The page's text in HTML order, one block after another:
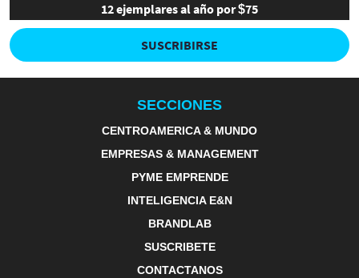
12 ejemplares al año por $75
SUSCRIBIRSE
SECCIONES
CENTROAMERICA & MUNDO
EMPRESAS & MANAGEMENT
PYME EMPRENDE
INTELIGENCIA E&N
BRANDLAB
SUSCRIBETE
CONTACTANOS